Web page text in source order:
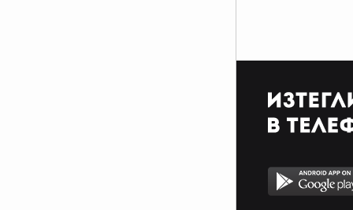
паднеш, а да се изправиш всеки път, когато
Не ти е приятел този който ти бърше сълзите, а